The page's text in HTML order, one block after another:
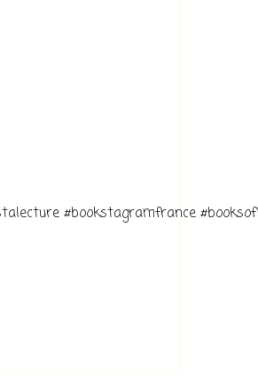
#bookstagramfrance